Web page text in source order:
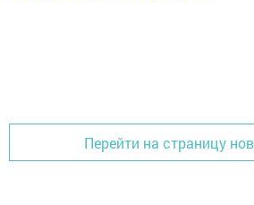
Перейти на страницу